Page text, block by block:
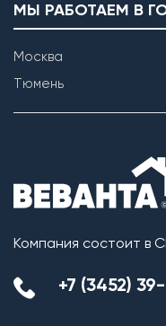
Возведение
МЫ РАБОТАЕМ В
Москва
Тюмень
Компания состоит в
+7 (3452)